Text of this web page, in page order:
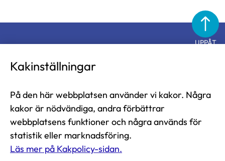
UPPÅT
Diabetesförbundet i Finland rf
Näsilinnankatu 26
33200 Tammerfors
tfn 03-2860 111 (mån-fre 9-13)
Kakinställningar
På den här webbplatsen använder vi kakor. Några
kakor är nödvändiga, andra förbättrar
webbplatsens funktioner och några används för
statistik eller marknadsföring.
Läs mer på Kakpolicy-sidan.